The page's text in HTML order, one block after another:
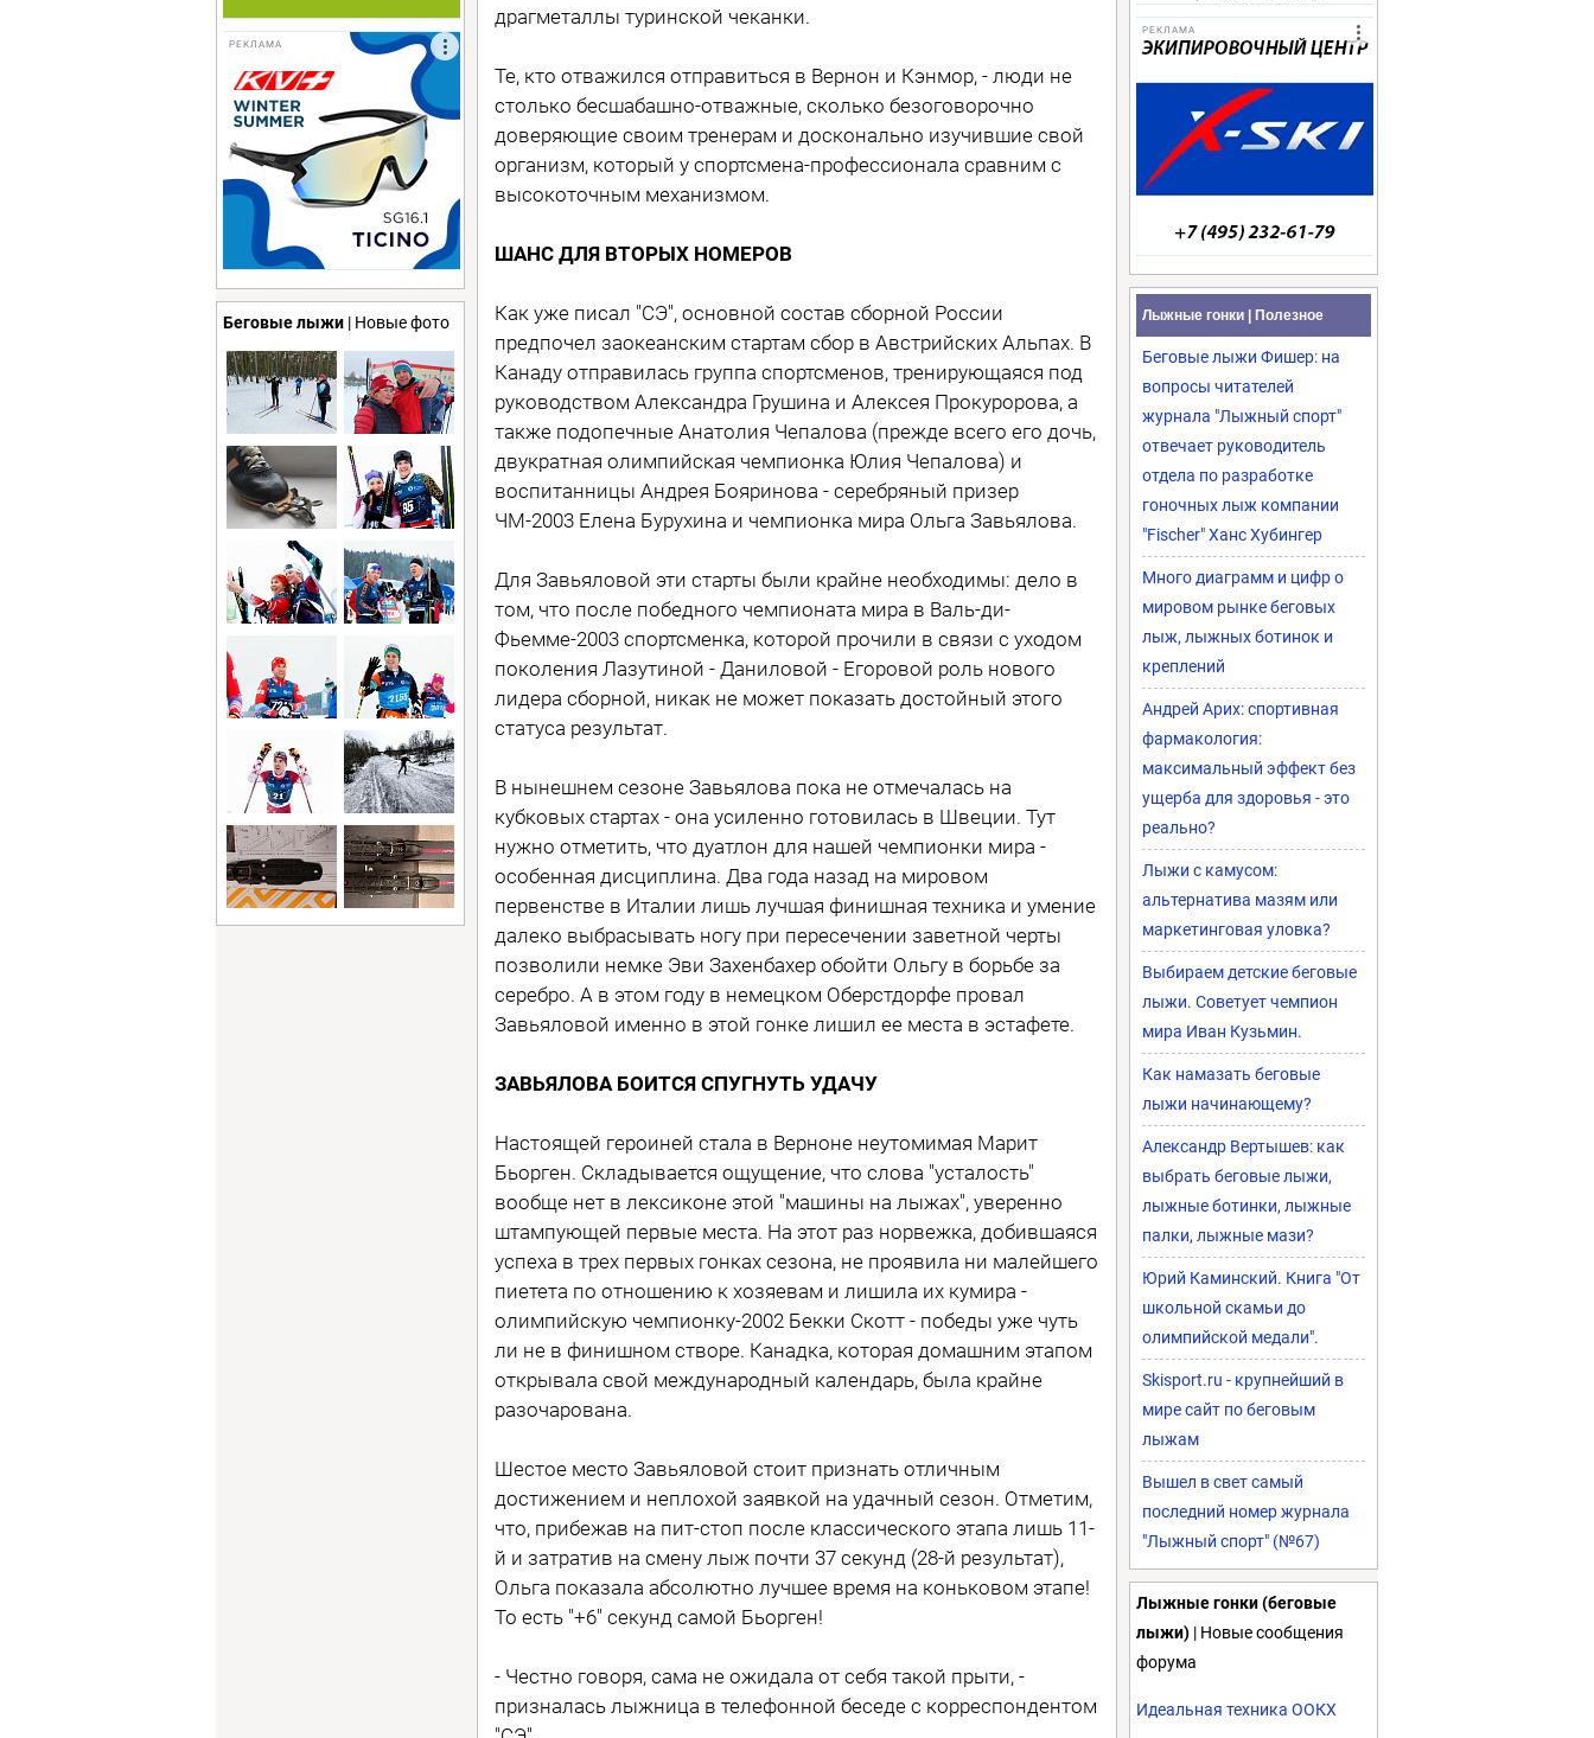
РЕКЛАМА
Беговые лыжи | Новые фото
драгметаллы туринской чеканки.
Те, кто отважился отправиться в Вернон и Кэнмор, - люди не
столько бесшабашно-отважные, сколько безоговорочно
доверяющие своим тренерам и досконально изучившие свой
организм, который у спортсмена-профессионала сравним с
высокоточным механизмом.
ШАНС ДЛЯ ВТОРЫХ НОМЕРОВ
Как уже писал "СЭ", основной состав сборной России
предпочел заокеанским стартам сбор в Австрийских Альпах. В
Канаду отправилась группа спортсменов, тренирующаяся под
руководством Александра Грушина и Алексея Прокуророва, а
также подопечные Анатолия Чепалова (прежде всего его дочь,
двукратная олимпийская чемпионка Юлия Чепалова) и
воспитанницы Андрея Бояринова - серебряный призер
ЧМ-2003 Елена Бурухина и чемпионка мира Ольга Завьялова.
Для Завьяловой эти старты были крайне необходимы: дело в
том, что после победного чемпионата мира в Валь-ди-
Фьемме-2003 спортсменка, которой прочили в связи с уходом
поколения Лазутиной - Даниловой - Егоровой роль нового
лидера сборной, никак не может показать достойный этого
статуса результат.
В нынешнем сезоне Завьялова пока не отмечалась на
кубковых стартах - она усиленно готовилась в Швеции. Тут
нужно отметить, что дуатлон для нашей чемпионки мира -
особенная дисциплина. Два года назад на мировом
первенстве в Италии лишь лучшая финишная техника и умение
далеко выбрасывать ногу при пересечении заветной черты
позволили немке Эви Захенбахер обойти Ольгу в борьбе за
серебро. А в этом году в немецком Оберстдорфе провал
Завьяловой именно в этой гонке лишил ее места в эстафете.
ЗАВЬЯЛОВА БОИТСЯ СПУГНУТЬ УДАЧУ
Настоящей героиней стала в Верноне неутомимая Марит
Бьорген. Складывается ощущение, что слова "усталость"
вообще нет в лексиконе этой "машины на лыжах", уверенно
штампующей первые места. На этот раз норвежка, добившаяся
успеха в трех первых гонках сезона, не проявила ни малейшего
пиетета по отношению к хозяевам и лишила их кумира -
олимпийскую чемпионку-2002 Бекки Скотт - победы уже чуть
ли не в финишном створе. Канадка, которая домашним этапом
открывала свой международный календарь, была крайне
разочарована.
Шестое место Завьяловой стоит признать отличным
достижением и неплохой заявкой на удачный сезон. Отметим,
что, прибежав на пит-стоп после классического этапа лишь 11-
й и затратив на смену лыж почти 37 секунд (28-й результат),
Ольга показала абсолютно лучшее время на коньковом этапе!
То есть "+6" секунд самой Бьорген!
- Честно говоря, сама не ожидала от себя такой прыти, -
призналась лыжница в телефонной беседе с корреспондентом
РЕКЛАМА
Лыжные гонки | Полезное
Беговые лыжи Фишер: на
вопросы читателей
журнала "Лыжный спорт"
отвечает руководитель
отдела по разработке
гоночных лыж компании
"Fischer" Ханс Хубингер
Много диаграмм и цифр о
мировом рынке беговых
лыж, лыжных ботинок и
креплений
Андрей Арих: спортивная
фармакология:
максимальный эффект без
ущерба для здоровья - это
реально?
Лыжи с камусом:
альтернатива мазям или
маркетинговая уловка?
Выбираем детские беговые
лыжи. Советует чемпион
мира Иван Кузьмин.
Как намазать беговые
лыжи начинающему?
Александр Вертышев: как
выбрать беговые лыжи,
лыжные ботинки, лыжные
палки, лыжные мази?
Юрий Каминский. Книга "От
школьной скамьи до
олимпийской медали".
Skisport.ru - крупнейший в
мире сайт по беговым
лыжам
Вышел в свет самый
последний номер журнала
"Лыжный спорт" (№67)
Лыжные гонки (беговые
лыжи) | Новые сообщения
форума
Идеальная техника ООКХ